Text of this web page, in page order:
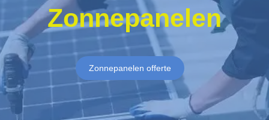
Zonnepanelen
Zonnepanelen offerte